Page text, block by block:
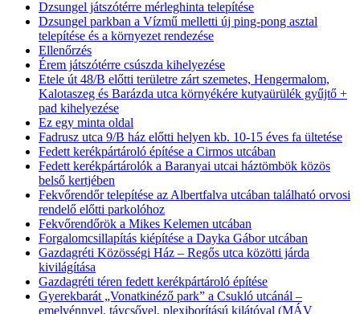
Dzsungel játszótérre mérleghinta telepítése
Dzsungel parkban a Vízmű melletti új ping-pong asztal
telepítése és a környezet rendezése
Ellenőrzés
Érem játszótérre csúszda kihelyezése
Etele út 48/B előtti területre zárt szemetes, Hengermalom,
Kalotaszeg és Barázda utca környékére kutyaürülék gyűjtő +
pad kihelyezése
Ez egy minta oldal
Fadrusz utca 9/B ház előtti helyen kb. 10-15 éves fa ültetése
Fedett kerékpártároló építése a Cirmos utcában
Fedett kerékpártárolók a Baranyai utcai háztömbök közös
belső kertjében
Fekvőrendőr telepítése az Albertfalva utcában található orvosi
rendelő előtti parkolóhoz
Fekvőrendőrök a Mikes Kelemen utcában
Forgalomcsillapítás kiépítése a Dayka Gábor utcában
Gazdagréti Közösségi Ház – Regős utca közötti járda
kivilágítása
Gazdagréti téren fedett kerékpártároló építése
Gyerekbarát „Vonatkinéző park” a Csukló utcánál –
emelvénnyel, távcsővel, plexiborítású kilátóval (MÁV